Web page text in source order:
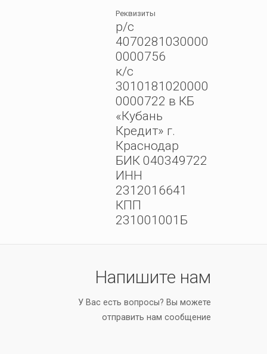
Реквизиты
р/с
4070281030000
0000756
к/с
3010181020000
0000722 в КБ
«Кубань
Кредит» г.
Краснодар
БИК 040349722
ИНН
2312016641
КПП
231001001Б
Напишите нам
У Вас есть вопросы? Вы можете
отправить нам сообщение